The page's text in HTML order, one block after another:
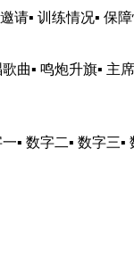
请▪ 训练情况▪ 保
曲▪ 鸣炮升旗▪ 主
▪ 数字二▪ 数字三▪